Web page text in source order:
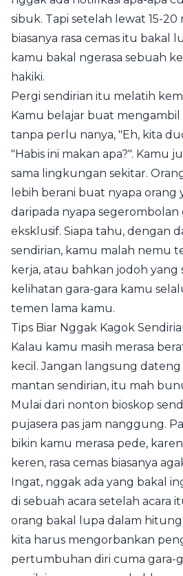
sibuk. Tapi setelah lewat 15-
biasanya rasa cemas itu bakal
kamu bakal ngerasa sebuah
hakiki.
Pergi sendirian itu melatih
Kamu belajar buat
tanpa perlu nanya, "Eh, kita
"Habis ini makan apa?". Kamu
sama lingkungan sekitar.
lebih berani buat nyapa orang
daripada nyapa
eksklusif. Siapa tahu, dengan
sendirian, kamu malah nemu
kerja, atau bahkan jodoh yang
kelihatan gara-gara kamu
temen lama kamu.
Tips Biar Nggak Kagok
Kalau kamu masih merasa
kecil. Jangan langsung
mantan sendirian, itu mah
Mulai dari nonton bioskop
pujasera pas jam nanggung.
bikin kamu merasa pede,
keren, rasa cemas biasanya
Ingat, nggak ada yang bakal
di sebuah acara setelah acara
orang bakal lupa dalam
kita harus mengorbankan
pertumbuhan diri cuma gara-